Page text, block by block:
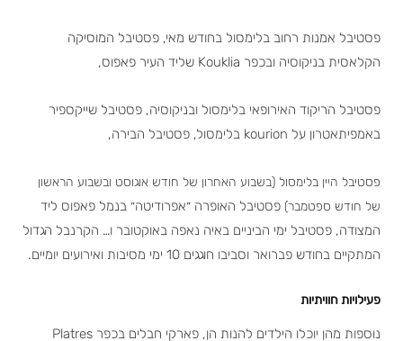
פסטיבל אמנות רחוב בלימסול בחודש מאי, פסטיבל המוסיקה
הקלאסית בניקוסיה ובכפר Kouklia שליד העיר פאפוס,
פסטיבל הריקוד האירופאי בלימסול ובניקוסיה, פסטיבל שייקספיר
באמפיתאטרון על kourion בלימסול, פסטיבל הבירה,
פסטיבל היין בלימסול (בשבוע האחרון של חודש אוגוסט ובשבוע הראשון
של חודש ספטמבר) פסטיבל האופרה ״אפרודיטה״ בנמל פאפוס ליד
המצודה, פסטיבל ימי הביניים באיה נאפה באוקטובר ו… הקרנבל הגדול
המתקיים בחודש פברואר וסביבו חוגגים 10 ימי מסיבות ואירועים יומיים.
פעילויות חוויתיות
נוספות מהן יוכלו הילדים להנות הן, פארקי חבלים בכפר Platres